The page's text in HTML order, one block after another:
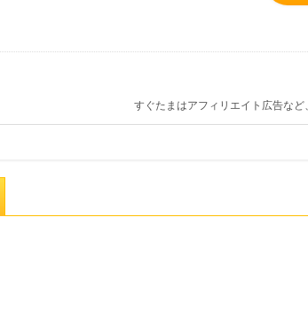
すぐたまはアフィリエイト広告な